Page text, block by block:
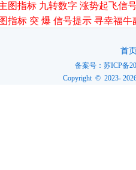
图指标 九转数字 涨势起飞信
指标 突 爆 信号提示 寻幸福
首
备案号：苏ICP备
Copyright © 2023-